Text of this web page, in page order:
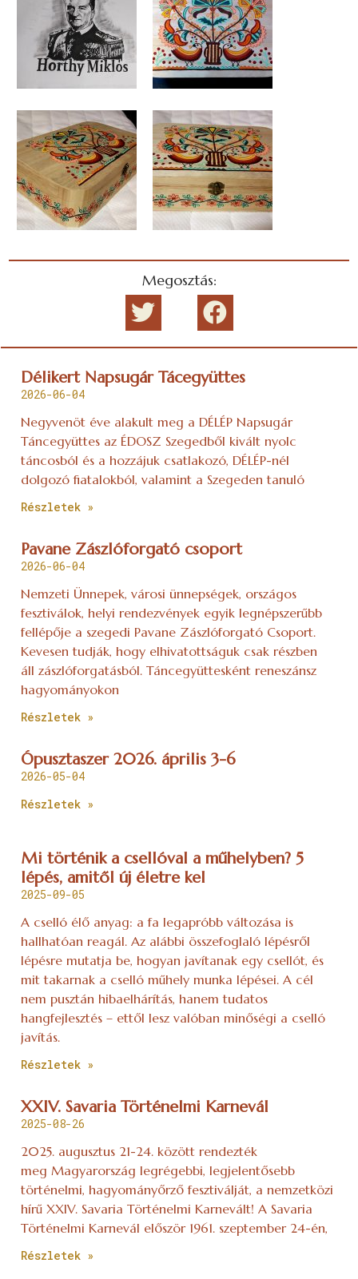
Megosztás:
Délikert Napsugár Tácegyüttes
2026-06-04
Negyvenöt éve alakult meg a DÉLÉP Napsugár
Táncegyüttes az ÉDOSZ Szegedből kivált nyolc
táncosból és a hozzájuk csatlakozó, DÉLÉP-nél
dolgozó fiatalokból, valamint a Szegeden tanuló
Részletek »
Pavane Zászlóforgató csoport
2026-06-04
Nemzeti Ünnepek, városi ünnepségek, országos
fesztiválok, helyi rendezvények egyik legnépszerűbb
fellépője a szegedi Pavane Zászlóforgató Csoport.
Kevesen tudják, hogy elhivatottságuk csak részben
áll zászlóforgatásból. Táncegyüttesként reneszánsz
hagyományokon
Részletek »
Ópusztaszer 2026. április 3-6
2026-05-04
Részletek »
Mi történik a csellóval a műhelyben? 5
lépés, amitől új életre kel
2025-09-05
A cselló élő anyag: a fa legapróbb változása is
hallhatóan reagál. Az alábbi összefoglaló lépésről
lépésre mutatja be, hogyan javítanak egy csellót, és
mit takarnak a cselló műhely munka lépései. A cél
nem pusztán hibaelhárítás, hanem tudatos
hangfejlesztés – ettől lesz valóban minőségi a cselló
javítás.
Részletek »
XXIV. Savaria Történelmi Karnevál
2025-08-26
2025. augusztus 21-24. között rendezték
meg Magyarország legrégebbi, legjelentősebb
történelmi, hagyományőrző fesztiválját, a nemzetközi
hírű XXIV. Savaria Történelmi Karnevált! A Savaria
Történelmi Karnevál először 1961. szeptember 24-én,
Részletek »